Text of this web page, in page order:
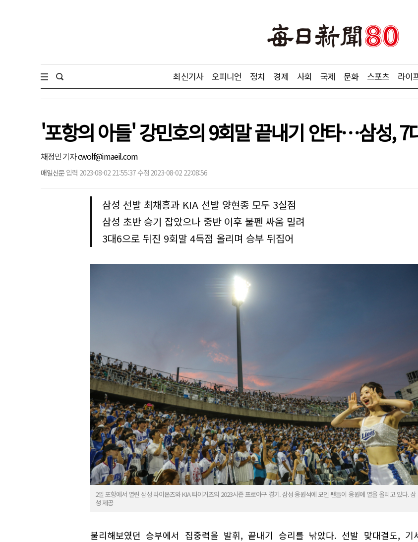
최신기사 오피니언 정치 경제 사회 국제 문화 스포츠 라이
'포항의 아들' 강민호의 9회말 끝내기 안타…삼성, 7
채정민 기자cwolf@imaeil.com
매일신문 입력 2023-08-02 21:55:37 수정 2023-08-02 22:08:56
삼성 선발 최채흥과 KIA 선발 양현종 모두 3실점
삼성 초반 승기 잡았으나 중반 이후 불펜 싸움 밀려
3대6으로 뒤진 9회말 4득점 올리며 승부 뒤집어
2일 포항에서 열린 삼성 라이온즈와 KIA 타이거즈의 2023시즌 프로야구 경기. 삼성 응원석에 모인 팬들이 응원에 열을 올리고 있다. 삼
성 제공
불리해보였던 승부에서 집중력을 발휘, 끝내기 승리를 낚았다. 선발 맞대결도, 기